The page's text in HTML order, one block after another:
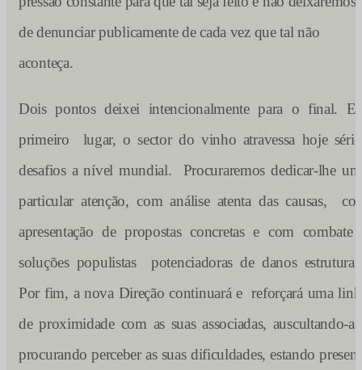
de denunciar publicamente de cada vez que tal não
aconteça.
Dois pontos deixei intencionalmente para o final.
primeiro lugar, o sector do vinho atravessa hoje
desafios a nível mundial. Procuraremos dedicar-lhe
particular atenção, com análise atenta das causas,
apresentação de propostas concretas e com combate
soluções populistas potenciadoras de danos
Por fim, a nova Direção continuará e reforçará uma
de proximidade com as suas associadas, auscultando-
procurando perceber as suas dificuldades, estando